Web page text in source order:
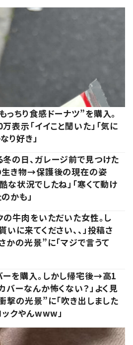
ちり食感ドーナツ”を購入。
示「イイこと聞いた」「気に
り好き」
の日、ガレージ前で見つけた
生き物→保護後の現在の姿
な状況でしたね」「寒くて動け
かも」
の牛肉をいただいた女性。し
いに来てください、、」投稿さ
かの光景”に「マジで言うて
を購入。しかし帰宅後→高1
バーなんか怖くない？」よく見
撃の光景”に「吹き出しました
ックやんwww」